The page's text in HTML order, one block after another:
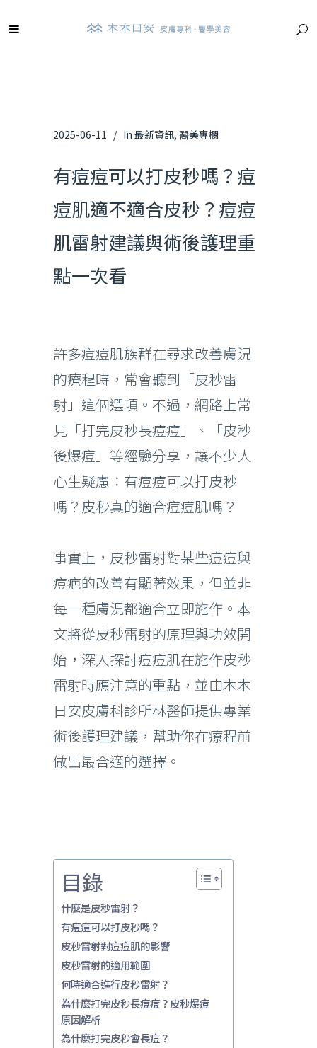
2025-06-11 In 最新資訊, 醫美專欄
有痘痘可以打皮秒嗎？痘
痘肌適不適合皮秒？痘痘
肌雷射建議與術後護理重
點一次看
許多痘痘肌族群在尋求改善膚況
的療程時，常會聽到「皮秒雷
射」這個選項。不過，網路上常
見「打完皮秒長痘痘」、「皮秒
後爆痘」等經驗分享，讓不少人
心生疑慮：有痘痘可以打皮秒
嗎？皮秒真的適合痘痘肌嗎？
事實上，皮秒雷射對某些痘痘與
痘疤的改善有顯著效果，但並非
每一種膚況都適合立即施作。本
文將從皮秒雷射的原理與功效開
始，深入探討痘痘肌在施作皮秒
雷射時應注意的重點，並由木木
日安皮膚科診所林醫師提供專業
術後護理建議，幫助你在療程前
做出最合適的選擇。
目錄
什麼是皮秒雷射？
有痘痘可以打皮秒嗎？
皮秒雷射對痘痘肌的影響
皮秒雷射的適用範圍
何時適合進行皮秒雷射？
為什麼打完皮秒長痘痘？皮秒爆痘
原因解析
為什麼打完皮秒會長痘？